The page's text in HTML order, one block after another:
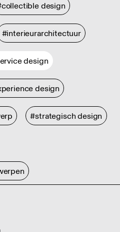
design
#interieurarchitectuur
design
design
#strategisch design